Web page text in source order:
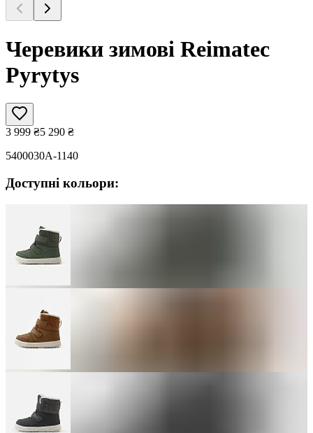
Черевики зимові Reimatec
Pyrytys
3 999 ₴5 290 ₴
5400030A-1140
Доступні кольори: